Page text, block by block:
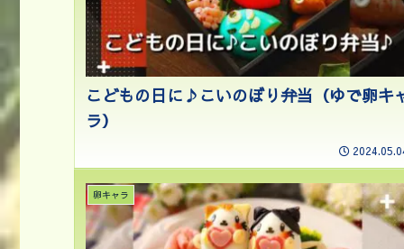
こどもの日に♪こいのぼり弁当（ゆで卵キ
ラ）
卵キャラ